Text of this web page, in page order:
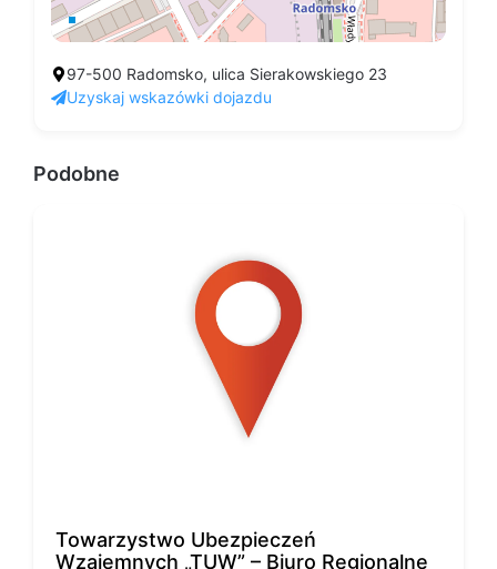
97-500 Radomsko, ulica Sierakowskiego 23
Uzyskaj wskazówki dojazdu
Podobne
Towarzystwo Ubezpieczeń
Wzajemnych „TUW” – Biuro Regionalne